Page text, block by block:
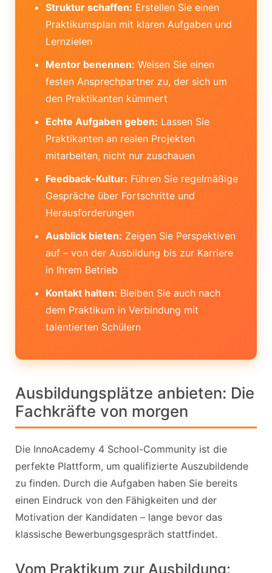
Struktur schaffen: Erstellen Sie einen
Praktikumsplan mit klaren Aufgaben und
Lernzielen
Mentor benennen: Weisen Sie einen
festen Ansprechpartner zu, der sich um
den Praktikanten kümmert
Echte Aufgaben geben: Lassen Sie
Praktikanten an realen Projekten
mitarbeiten, nicht nur zuschauen
Feedback-Kultur: Führen Sie regelmäßige
Gespräche über Fortschritte und
Herausforderungen
Ausblick bieten: Zeigen Sie Perspektiven
auf – von der Ausbildung bis zur Karriere
in Ihrem Betrieb
Kontakt halten: Bleiben Sie auch nach
dem Praktikum in Verbindung mit
talentierten Schülern
Ausbildungsplätze anbieten: Die
Fachkräfte von morgen
Die InnoAcademy 4 School-Community ist die
perfekte Plattform, um qualifizierte Auszubildende
zu finden. Durch die Aufgaben haben Sie bereits
einen Eindruck von den Fähigkeiten und der
Motivation der Kandidaten – lange bevor das
klassische Bewerbungsgespräch stattfindet.
Vom Praktikum zur Ausbildung: